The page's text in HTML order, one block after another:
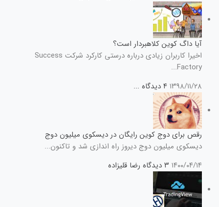
آیا داگ کوین کلاهبردار است؟
اخیرا کاربران زیادی درباره درستی کارکرد شرکت Success
Factory...
۱۳۹۸/۱۱/۲۸ ۴ دیدگاه ...
رقص برای دوج کوین رایگان در دیسکوی میلیون دوج
دیسکوی میلیون دوج دیروز راه اندازی شد و تاکنون...
۱۴۰۰/۰۴/۱۴ ۳ دیدگاه رضا قلیزاده